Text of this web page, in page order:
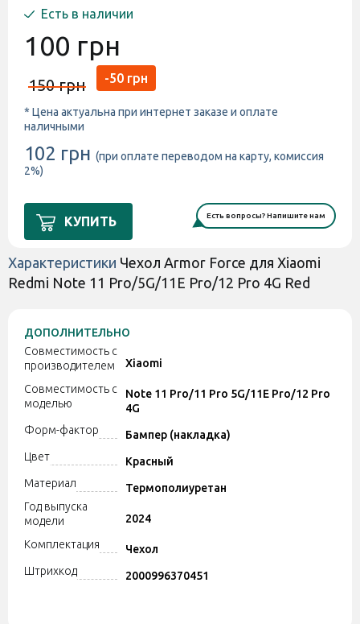
Есть в наличии
100 грн
150 грн -50 грн
* Цена актуальна при интернет заказе и оплате
наличными
102 грн (при оплате переводом на карту, комиссия
2%)
КУПИТЬ Есть вопросы? Напишите нам
Характеристики Чехол Armor Force для Xiaomi
Redmi Note 11 Pro/5G/11E Pro/12 Pro 4G Red
ДОПОЛНИТЕЛЬНО
Совместимость с
производителем
Xiaomi
Совместимость с
моделью
Note 11 Pro/11 Pro 5G/11E Pro/12 Pro
4G
Форм-фактор
Бампер (накладка)
Цвет
Красный
Материал
Термополиуретан
Год выпуска
модели
2024
Комплектация
Чехол
Штрихкод
2000996370451